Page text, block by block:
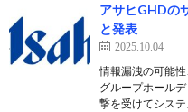
アサヒGHDの
と発表
2025.10.04
情報漏洩の可能
グループホール
撃を受けてシス